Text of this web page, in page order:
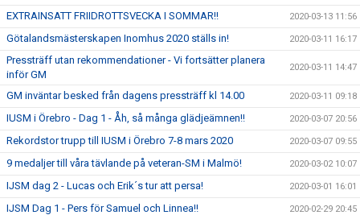
EXTRAINSATT FRIIDROTTSVECKA I SOMMAR!! 2020-03-13 11:56
Götalandsmästerskapen Inomhus 2020 ställs in! 2020-03-11 16:17
Pressträff utan rekommendationer - Vi fortsätter planera
inför GM
2020-03-11 14:47
GM inväntar besked från dagens pressträff kl 14.00 2020-03-11 09:18
IUSM i Örebro - Dag 1 - Åh, så många glädjeämnen!! 2020-03-07 20:56
Rekordstor trupp till IUSM i Örebro 7-8 mars 2020 2020-03-07 09:55
9 medaljer till våra tävlande på veteran-SM i Malmö! 2020-03-02 10:07
IJSM dag 2 - Lucas och Erik´s tur att persa! 2020-03-01 16:01
IJSM Dag 1 - Pers för Samuel och Linnea!! 2020-02-29 20:45